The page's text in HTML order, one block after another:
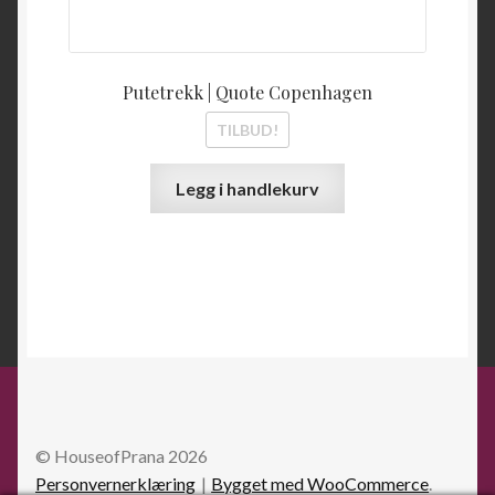
Putetrekk | Quote Copenhagen
TILBUD!
Legg i handlekurv
© HouseofPrana 2026
Personvernerklæring
Bygget med WooCommerce